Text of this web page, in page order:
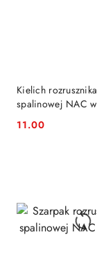
Kielich
spalinowej NAC
Cena:
11.00